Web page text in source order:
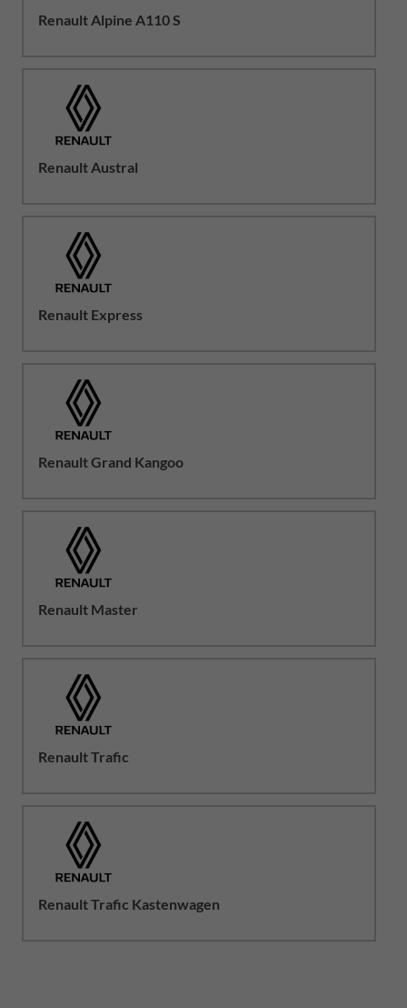
Renault Alpine A110 S
Renault Austral
Renault Express
Renault Grand Kangoo
Renault Master
Renault Trafic
Renault Trafic Kastenwagen